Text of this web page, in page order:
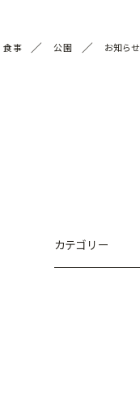
食事 公園 お知らせ
カテゴリー